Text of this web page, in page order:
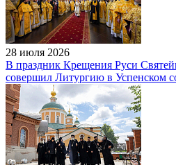
28 июля 2026
В праздник Крещения Руси
совершил Литургию в Успенском